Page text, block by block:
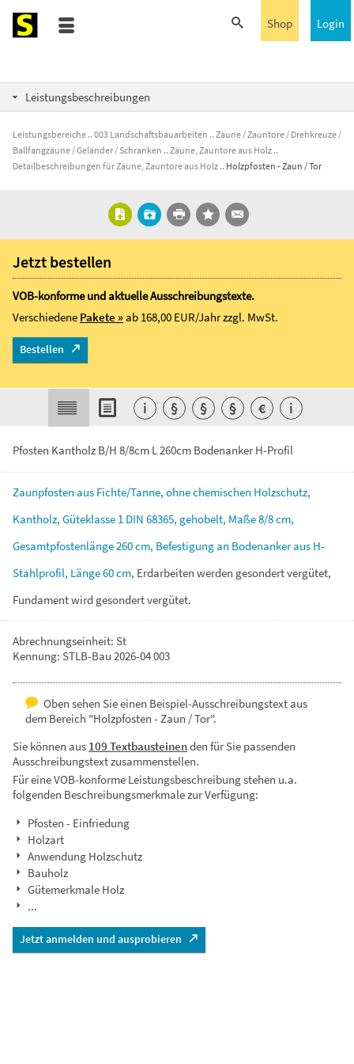
Login
Shop
Leistungsbeschreibungen
Leistungsbereiche 003 Landschaftsbauarbeiten
Zäune / Zauntore / Drehkreuze /
Ballfangzäune / Geländer / Schranken
Zäune, Zauntore aus Holz
Detailbeschreibungen für Zäune, Zauntore aus Holz
Holzpfosten - Zaun / Tor
Pfosten Kantholz B/H 8/8cm L 260cm Bodenanker H-Profil
Zaunpfosten aus Fichte/Tanne, ohnechemischen Holzschutz,
Kantholz, Güteklasse 1 DIN 68365, gehobelt, Maße8/8cm,
Gesamtpfostenlänge260cm, Befestigungan Bodenankeraus H-
Stahlprofil, Länge60cm, Erdarbeiten werden gesondertvergütet,
Fundamentwird gesondertvergütet.
Abrechnungseinheit: St
Kennung: STLB-Bau 2026-04 003
Oben sehen Sie einen Beispiel-Ausschreibungstext aus
dem Bereich "Holzpfosten - Zaun / Tor".
Sie können aus 109 Textbausteinenden für Sie passenden
Ausschreibungstext zusammenstellen.
Für eine VOB-konforme Leistungsbeschreibung stehen u.a.
folgenden Beschreibungsmerkmale zur Verfügung:
Pfosten - Einfriedung
Holzart
Anwendung Holzschutz
Bauholz
Gütemerkmale Holz
...
Jetzt anmelden und ausprobieren
Jetzt bestellen
VOB-konforme und aktuelle Ausschreibungstexte.
Verschiedene Pakete »ab 168,00 EUR/Jahrzzgl. MwSt.
Bestellen
i § § § € i